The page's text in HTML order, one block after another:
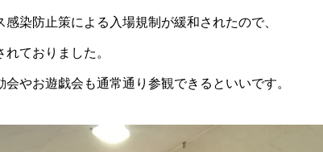
染防止策による入場規制が緩和されたので、
ておりました。
やお遊戯会も通常通り参観できるといいです。